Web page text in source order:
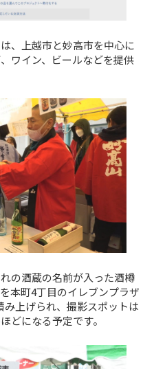
、上越市と妙高市を中心に
ワイン、ビールなどを提供
の酒蔵の名前が入った酒樽
本町4丁目のイレブンプラザ
上げられ、撮影スポットは
どになる予定です。